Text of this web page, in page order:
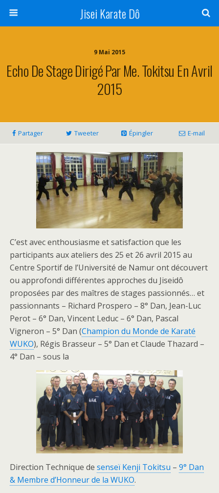
Jisei Karate Dô
9 Mai 2015
Echo De Stage Dirigé Par Me. Tokitsu En Avril
2015
Partager Tweeter Épingler E-mail
C’est avec enthousiasme et satisfaction que les
participants aux ateliers des 25 et 26 avril 2015 au
Centre Sportif de l’Université de Namur ont découvert
ou approfondi différentes approches du Jiseidô
proposées par des maîtres de stages passionnés… et
passionnants – Richard Prospero – 8° Dan, Jean-Luc
Perot – 6° Dan, Vincent Leduc – 6° Dan, Pascal
Vigneron – 5° Dan (Champion du Monde de Karaté
WUKO), Régis Brasseur – 5° Dan et Claude Thazard –
4° Dan – sous la
Direction Technique de senseï Kenji Tokitsu – 9° Dan
& Membre d’Honneur de la WUKO.